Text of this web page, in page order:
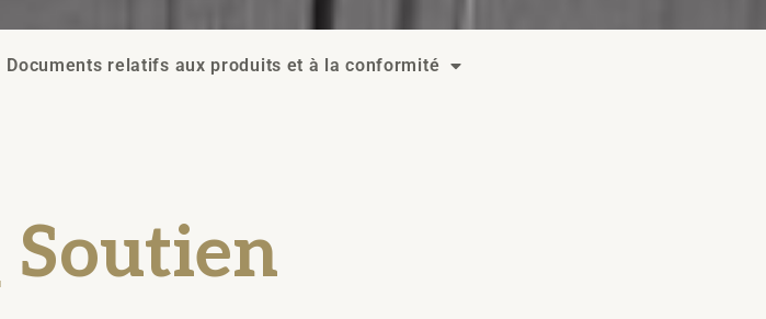
Documents relatifs aux produits et à la conformité
Soutien